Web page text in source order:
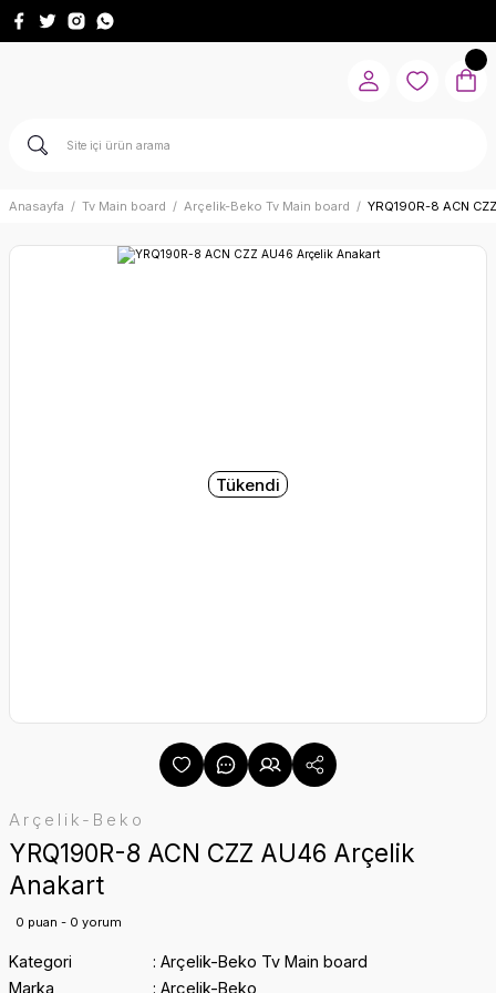
Anasayfa Tv Main board Arçelik-Beko Tv Main board YRQ190R-8 ACN
Tükendi
Arçelik-Beko
YRQ190R-8 ACN CZZ AU46 Arçelik
Anakart
0 puan - 0 yorum
Kategori
Arçelik-Beko Tv Main board
Marka
Arçelik-Beko